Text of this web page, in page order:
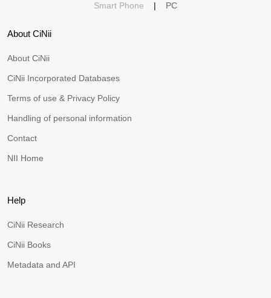
Smart Phone | PC
About CiNii
About CiNii
CiNii Incorporated Databases
Terms of use & Privacy Policy
Handling of personal information
Contact
NII Home
Help
CiNii Research
CiNii Books
Metadata and API